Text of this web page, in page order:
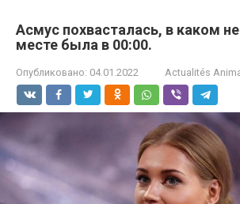
Асмус похвасталась, в каком
месте была в 00:00.
Опубликовано: 04.01.2022 Actualités